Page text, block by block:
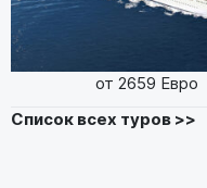
от 2659 Евро
Список всех туров >>